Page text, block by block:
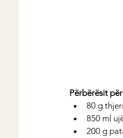
Përbërësit
80 g
850 ml
200 g